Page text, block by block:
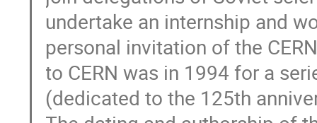
undertake an internship and
personal invitation of the
to CERN was in 1994 for a
(dedicated to the 125th